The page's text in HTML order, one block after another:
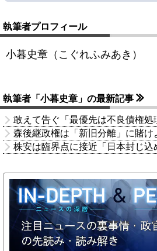
執筆者プロフィール
小暮史章（こぐれふみあき）
執筆者「小暮史章」の最新記事
敢えて告ぐ「最優先は不良債権処
森後継政権は「新旧分離」に賭け
株安は臨界点に接近「日本封じ込